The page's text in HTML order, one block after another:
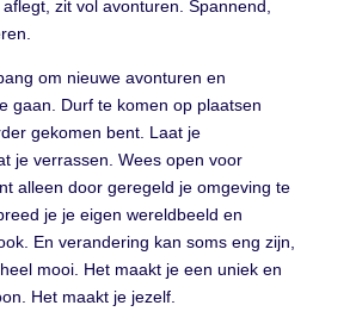
zit vol avonturen. Spannend,
om nieuwe avonturen en
gaan. Durf te komen op plaatsen
gekomen bent. Laat je
je verrassen. Wees open voor
alleen door geregeld je omgeving te
je je eigen wereldbeeld en
En verandering kan soms eng zijn,
mooi. Het maakt je een uniek en
Het maakt je jezelf.